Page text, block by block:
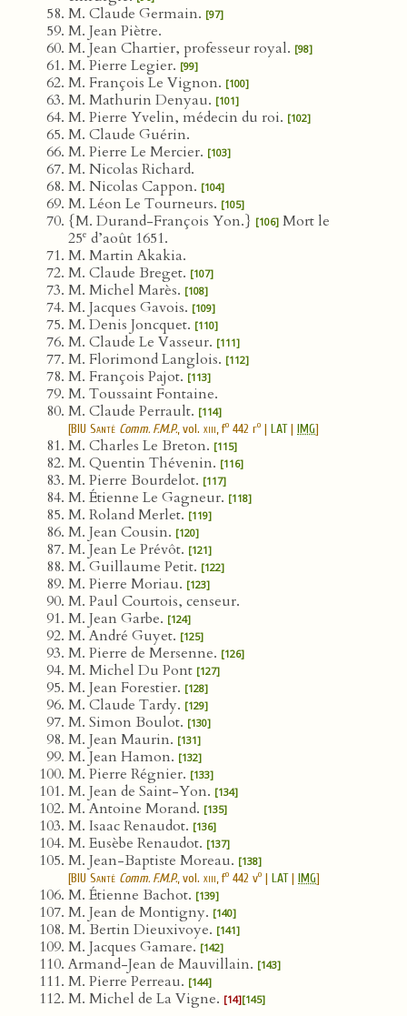
M. Claude Germain. [97]
M. Jean Piètre.
M. Jean Chartier, professeur royal. [98]
M. Pierre Legier. [99]
M. François Le Vignon. [100]
M. Mathurin Denyau. [101]
M. Pierre Yvelin, médecin du roi. [102]
M. Claude Guérin.
M. Pierre Le Mercier. [103]
M. Nicolas Richard.
M. Nicolas Cappon. [104]
M. Léon Le Tourneurs. [105]
{M. Durand-François Yon.} [106] Mort le
25e d’août 1651.
M. Martin Akakia.
M. Claude Breget. [107]
M. Michel Marès. [108]
M. Jacques Gavois. [109]
M. Denis Joncquet. [110]
M. Claude Le Vasseur. [111]
M. Florimond Langlois. [112]
M. François Pajot. [113]
M. Toussaint Fontaine.
M. Claude Perrault. [114]
[BIU Santé Comm. F.M.P., vol. xiii, fo 442 ro | LAT| IMG]
M. Charles Le Breton. [115]
M. Quentin Thévenin. [116]
M. Pierre Bourdelot. [117]
M. Étienne Le Gagneur. [118]
M. Roland Merlet. [119]
M. Jean Cousin. [120]
M. Jean Le Prévôt. [121]
M. Guillaume Petit. [122]
M. Pierre Moriau. [123]
M. Paul Courtois, censeur.
M. Jean Garbe. [124]
M. André Guyet. [125]
M. Pierre de Mersenne. [126]
M. Michel Du Pont [127]
M. Jean Forestier. [128]
M. Claude Tardy. [129]
M. Simon Boulot. [130]
M. Jean Maurin. [131]
M. Jean Hamon. [132]
M. Pierre Régnier. [133]
M. Jean de Saint-Yon. [134]
M. Antoine Morand. [135]
M. Isaac Renaudot. [136]
M. Eusèbe Renaudot. [137]
M. Jean-Baptiste Moreau. [138]
[BIU Santé Comm. F.M.P., vol. xiii, fo 442 vo | LAT| IMG]
M. Étienne Bachot. [139]
M. Jean de Montigny. [140]
M. Bertin Dieuxivoye. [141]
M. Jacques Gamare. [142]
Armand-Jean de Mauvillain. [143]
M. Pierre Perreau. [144]
M. Michel de La Vigne. [14][145]